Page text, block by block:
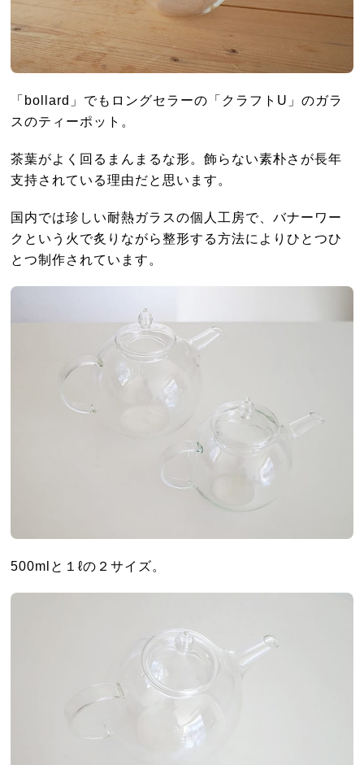
「bollard」でもロングセラーの「クラフトU」のガラ
スのティーポット。
茶葉がよく回るまんまるな形。飾らない素朴さが長年
支持されている理由だと思います。
国内では珍しい耐熱ガラスの個人工房で、バナーワー
クという火で炙りながら整形する方法によりひとつひ
とつ制作されています。
500mlと１ℓの２サイズ。